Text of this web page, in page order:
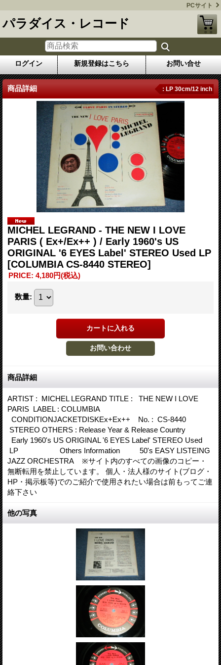
PCサイト
パラダイス・レコード
ログイン 新規登録はこちら お問い合せ
商品詳細 : LP 30cm/12 inch
MICHEL LEGRAND - THE NEW I LOVE
PARIS ( Ex+/Ex++ ) / Early 1960's US
ORIGINAL '6 EYES Label' STEREO Used LP
[COLUMBIA CS-8440 STEREO]
PRICE: 4,180円(税込)
数量:
商品詳細
ARTIST : MICHEL LEGRAND TITLE : THE NEW I LOVE
PARIS LABEL : COLUMBIA
CONDITIONJACKETDISKEx+Ex++ No. : CS-8440
STEREO OTHERS : Release Year & Release Country
Early 1960's US ORIGINAL '6 EYES Label' STEREO Used
LP Others Information 50's EASY LISTEING
JAZZ ORCHESTRA ※サイト内のすべての画像のコピー・
無断転用を禁止しています。 個人・法人様のサイト(ブログ・
HP・掲示板等)でのご紹介で使用されたい場合は前もってご連
絡下さい
他の写真